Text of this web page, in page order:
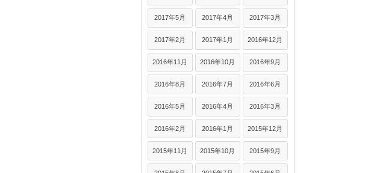
2017年5月 2017年4月 2017年3月
2017年2月 2017年1月 2016年12月
2016年11月 2016年10月 2016年9月
2016年8月 2016年7月 2016年6月
2016年5月 2016年4月 2016年3月
2016年2月 2016年1月 2015年12月
2015年11月 2015年10月 2015年9月